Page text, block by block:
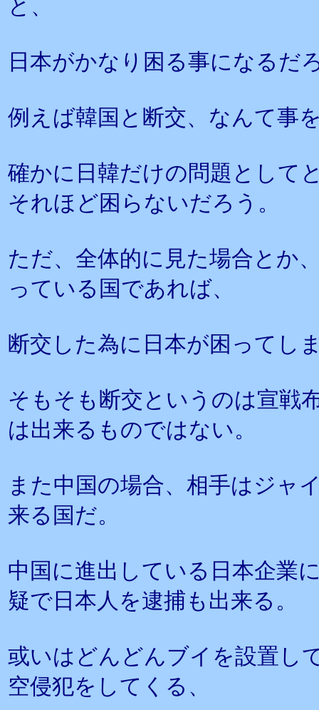
と、
日本がかなり困る事になるだ
例えば韓国と断交、なんて事
確かに日韓だけの問題として
それほど困らないだろう。
ただ、全体的に見た場合とか
っている国であれば、
断交した為に日本が困ってし
そもそも断交というのは宣戦
は出来るものではない。
また中国の場合、相手はジャ
来る国だ。
中国に進出している日本企業
疑で日本人を逮捕も出来る。
或いはどんどんブイを設置し
空侵犯をしてくる、